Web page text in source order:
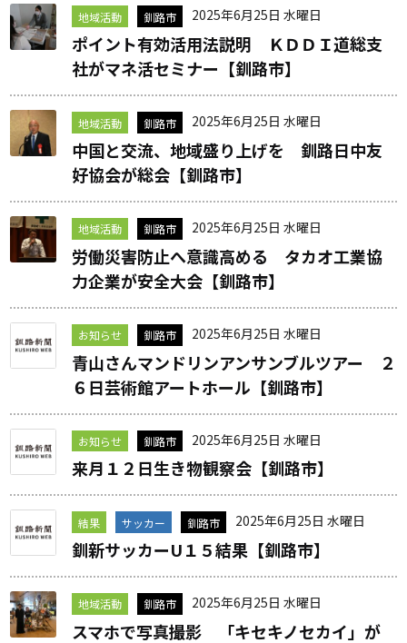
地域活動 釧路市 2025年6月25日 水曜日
ポイント有効活用法説明 ＫＤＤＩ道総支
社がマネ活セミナー【釧路市】
地域活動 釧路市 2025年6月25日 水曜日
中国と交流、地域盛り上げを 釧路日中友
好協会が総会【釧路市】
地域活動 釧路市 2025年6月25日 水曜日
労働災害防止へ意識高める タカオ工業協
力企業が安全大会【釧路市】
お知らせ 釧路市 2025年6月25日 水曜日
青山さんマンドリンアンサンブルツアー ２
６日芸術館アートホール【釧路市】
お知らせ 釧路市 2025年6月25日 水曜日
来月１２日生き物観察会【釧路市】
結果 サッカー 釧路市 2025年6月25日 水曜日
釧新サッカーU１５結果【釧路市】
地域活動 釧路市 2025年6月25日 水曜日
スマホで写真撮影 「キセキノセカイ」が